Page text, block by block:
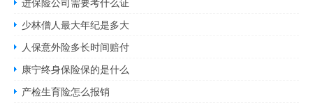
少林僧人最大年纪是多大
人保意外险多长时间赔付
康宁终身保险保的是什么
产检生育险怎么报销